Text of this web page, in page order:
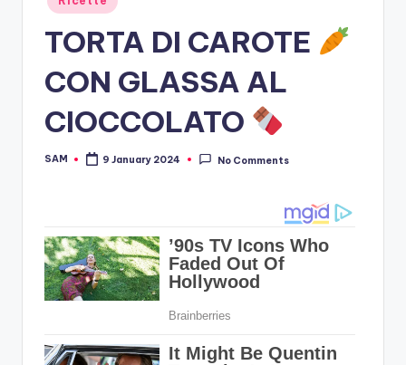
in
TORTA DI CAROTE
CON GLASSA AL
CIOCCOLATO
Posted
SAM 9 January 2024 No Comments